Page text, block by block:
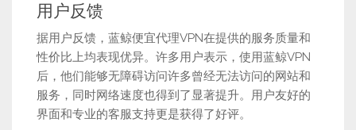
用户反馈
据用户反馈，蓝鲸便宜代理VPN在提供的服务质量和
性价比上均表现优异。许多用户表示，使用蓝鲸VPN
后，他们能够无障碍访问许多曾经无法访问的网站和
服务，同时网络速度也得到了显著提升。用户友好的
界面和专业的客服支持更是获得了好评。